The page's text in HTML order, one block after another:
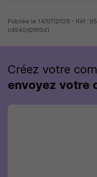
Publiée le 14/07/2026 - Réf :
c4540d26f0d1
Créez votre
envoyez votre